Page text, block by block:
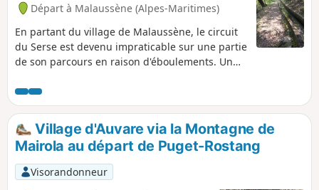
Départ à Malaussène (Alpes-Maritimes)
En partant du village de Malaussène, le circuit
du Serse est devenu impraticable sur une partie
de son parcours en raison d'éboulements. Un
l'Adous. C'est un randonnée facile,
pratiquement plate, en aller-retour. Pour corser
un peu le retour dans les derniers kilomètres,
nous avons bifurqué pour retrouver une portion
du circuit du Serse.
Village d'Auvare via la Montagne de
Mairola au départ de Puget-Rostang
Visorandonneur